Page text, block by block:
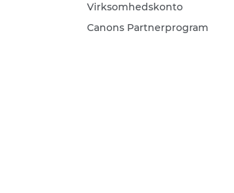
Virksomhedskonto
Canons Partnerprogram